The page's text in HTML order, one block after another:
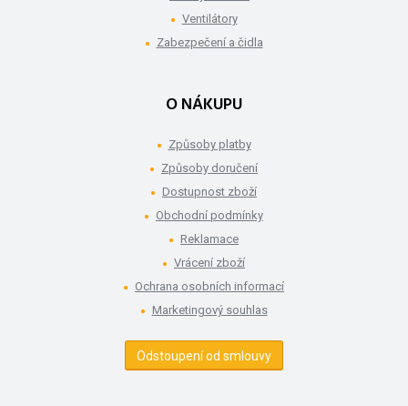
Ventilátory
Zabezpečení a čidla
O NÁKUPU
Způsoby platby
Způsoby doručení
Dostupnost zboží
Obchodní podmínky
Reklamace
Vrácení zboží
Ochrana osobních informací
Marketingový souhlas
Odstoupení od smlouvy